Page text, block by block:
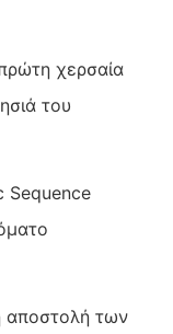
χερσαία
του
Sequence
αποστολή των